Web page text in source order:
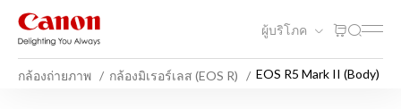
ผู้บริโภค
กล้องถ่ายภาพ กล้องมิเรอร์เลส (EOS R) EOS R5 Mark II (Body)